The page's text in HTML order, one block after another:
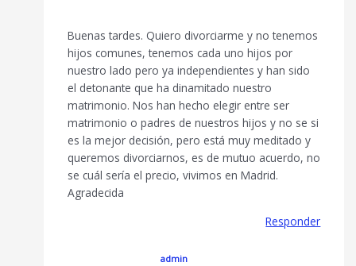
Buenas tardes. Quiero divorciarme y no tenemos
hijos comunes, tenemos cada uno hijos por
nuestro lado pero ya independientes y han sido
el detonante que ha dinamitado nuestro
matrimonio. Nos han hecho elegir entre ser
matrimonio o padres de nuestros hijos y no se si
es la mejor decisión, pero está muy meditado y
queremos divorciarnos, es de mutuo acuerdo, no
se cuál sería el precio, vivimos en Madrid.
Agradecida
Responder
admin